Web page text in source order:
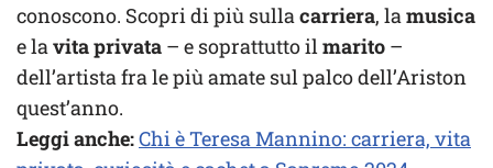
conoscono. Scopri di più sulla carriera, la musica
e la vita privata – e soprattutto il marito –
dell’artista fra le più amate sul palco dell’Ariston
quest’anno.
Leggi anche:Chi è Teresa Mannino: carriera, vita